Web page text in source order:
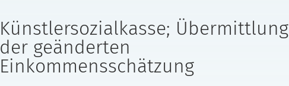
Künstlersozialkasse; Übermittlung
der geänderten
Einkommensschätzung